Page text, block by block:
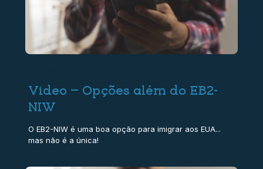
Video – Opções além do EB2-
NIW
O EB2-NIW é uma boa opção para imigrar aos EUA...
mas não é a única!